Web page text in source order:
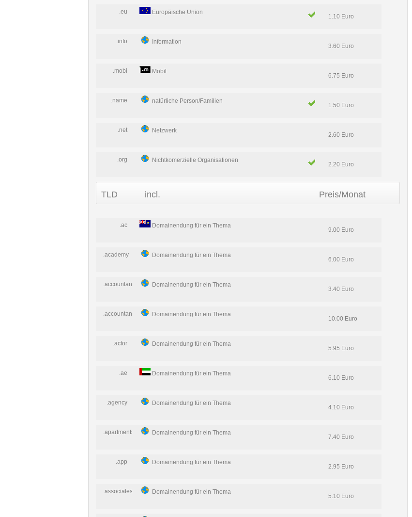
.eu Europäische Union
1.10 Euro
.info Information
3.60 Euro
.mobi Mobil
6.75 Euro
.name natürliche Person/Familien
1.50 Euro
.net Netzwerk
2.60 Euro
.org Nichtkomerzielle Organisationen
2.20 Euro
TLD incl. Preis/Monat
.ac Domainendung für ein Thema
9.00 Euro
.academy Domainendung für ein Thema
6.00 Euro
.accountant Domainendung für ein Thema
3.40 Euro
.accountants Domainendung für ein Thema
10.00 Euro
.actor Domainendung für ein Thema
5.95 Euro
.ae Domainendung für ein Thema
6.10 Euro
.agency Domainendung für ein Thema
4.10 Euro
.apartments Domainendung für ein Thema
7.40 Euro
.app Domainendung für ein Thema
2.95 Euro
.associates Domainendung für ein Thema
5.10 Euro